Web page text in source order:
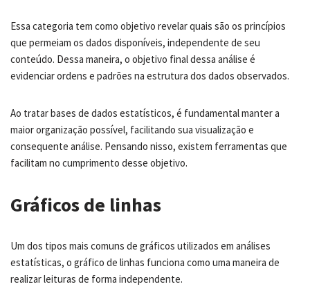
Essa categoria tem como objetivo revelar quais são os princípios
que permeiam os dados disponíveis, independente de seu
conteúdo. Dessa maneira, o objetivo final dessa análise é
evidenciar ordens e padrões na estrutura dos dados observados.
Ao tratar bases de dados estatísticos, é fundamental manter a
maior organização possível, facilitando sua visualização e
consequente análise. Pensando nisso, existem ferramentas que
facilitam no cumprimento desse objetivo.
Gráficos de linhas
Um dos tipos mais comuns de gráficos utilizados em análises
estatísticas, o gráfico de linhas funciona como uma maneira de
realizar leituras de forma independente.